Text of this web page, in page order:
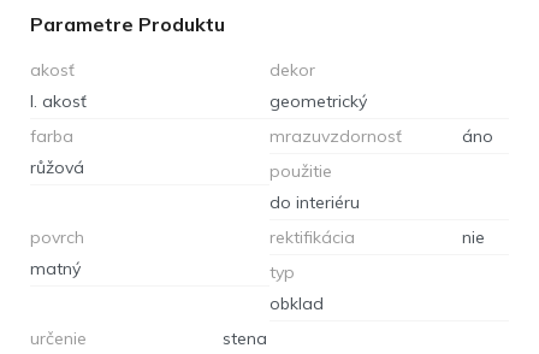
Parametre Produktu
akosť
I. akosť
dekor
geometrický
farba
růžová
mrazuvzdornosť
áno
použitie
do interiéru
povrch
matný
rektifikácia
nie
typ
obklad
určenie
stena